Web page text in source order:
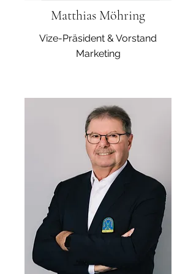
Matthias Möhring
Vize-Präsident & Vorstand
Marketing